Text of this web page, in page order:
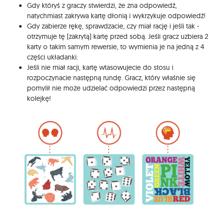
Gdy któryś z graczy stwierdzi, że zna odpowiedź,
natychmiast zakrywa kartę dłonią i wykrzykuje odpowiedź!
Gdy zabierze rękę, sprawdzacie, czy miał rację i jeśli tak -
otrzymuje tę (zakrytą) kartę przed sobą. Jeśli gracz uzbiera 2
karty o takim samym rewersie, to wymienia je na jedną z 4
części układanki.
Jeśli nie miał racji, kartę wtasowujecie do stosu i
rozpoczynacie następną rundę. Gracz, który właśnie się
pomylił nie może udzielać odpowiedzi przez następną
kolejkę!